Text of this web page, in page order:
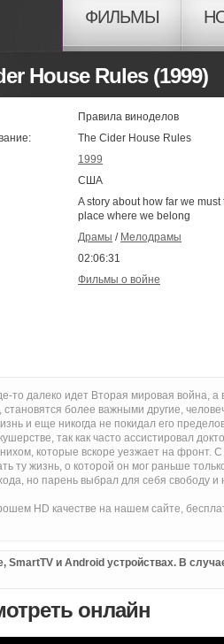
ФИЛЬМЫ
House Rules (1999)
Правила виноделов
The Cider House Rules
1999
США
A story about how far we must
place where we belong
Драмы / Мелодрамы
02:06:31
Фильмы о войне
то далеко идет Вторая мировая война, а
более важными другие,
и еще никогда не покидал его
так как часто ассистировал
которые вскоре уезжает на фронт.
ту жизнь, о которой он мог раньше
но парень выбрал для себя свободу и
HD качестве на нашем сайте,
и Android устройствах. В
онлайн